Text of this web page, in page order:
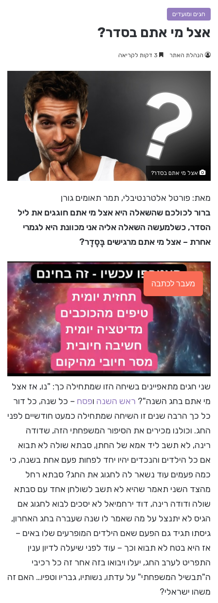
חגים ומועדים
אצל מי אתם בסדר?
הנהלת האתר
אצל מי אתם בסדר?
מאת: פורטל אלטרנטיבלי, תמר תאומים גורן
ברור לכולכם שהשאלה היא אצל מי אתם חוגגים את ליל
הסדר, כשלמעשה השאלה אליה אני מכוונת היא לגמרי
אחרת – אצל מי אתם מרגישים בֶּסֶדֶר?
מעבר לכתבה
שני חגים מתאפיינים בשיחה הזו שמתחילה כך: "נו, אז אצל
מי אתם בחג השנה"? ראש השנה ופסח – כל שנה, כל דור
כל כך הרבה שנים זו השיחה שמתחילה כמעט חודשיים לפני
החג. וכולנו מכירים את הסיפור המשפחתי הזה, שדודה
רינה, לא תשב ליד אמא של החתן, סבתא שולה לא תבוא
אם כל הילדים והנכדים יהיו יחד לפחות פעם אחת בשנה, כי
כמה פעמים עוד נשאר לה לחגוג את החג? סבתא רחל
מהצד השני תאמר שהיא לא תשב לשולחן אחד עם סבתא
שולה ודודה רינה, דוד ירחמיאל לא יסכים לבוא לחגוג אם
הגיס לא יתנצל על מה שאמר לו שנה שעברה בחג האחרון,
גיסתו תגיד גם הפעם שאם הילדים המופרעים שלו באים –
אז היא בטח לא תבוא וכך – עוד לפני שיעלה לדיון ענין
התפריט לערב החג, יעלו ויבואו בזה אחר זה כל רכיבי
ה"תבשיל המשפחתי" על עדתו, נשותיו, גבריו וטפיו… האם זה
משהו ישראלי?